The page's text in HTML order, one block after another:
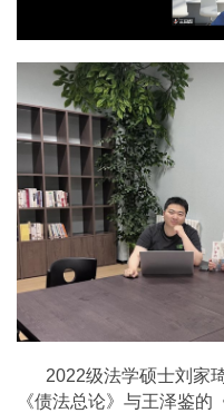
2022级法学硕士刘家
《债法总论》与王泽鉴